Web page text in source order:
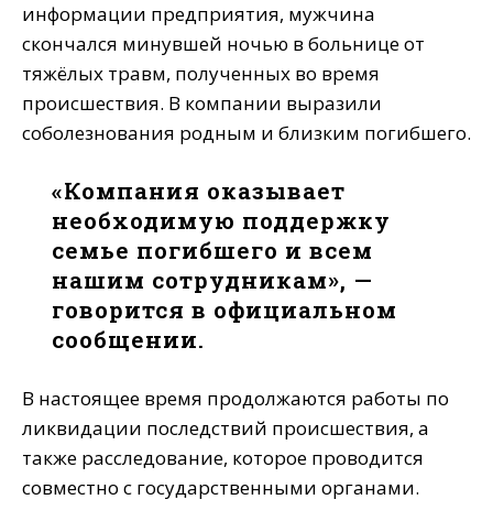
информации предприятия, мужчина
скончался минувшей ночью в больнице от
тяжёлых травм, полученных во время
происшествия. В компании выразили
соболезнования родным и близким погибшего.
«Компания оказывает
необходимую поддержку
семье погибшего и всем
нашим сотрудникам», —
говорится в официальном
сообщении.
В настоящее время продолжаются работы по
ликвидации последствий происшествия, а
также расследование, которое проводится
совместно с государственными органами.